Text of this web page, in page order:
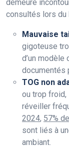
demeure
consultés lors du
Mauvaise
gigoteuse
d’un
documentés
TOG non
ou trop froid,
réveiller
2024, 57%
sont liés à
ambiant.